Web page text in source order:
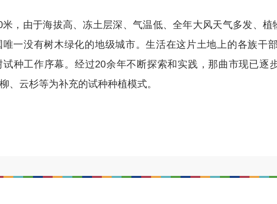
由于海拔高、冻土层深、气温低、全年大风天气多发、植
一没有树木绿化的地级城市。生活在这片土地上的各族干
种工作序幕。经过20余年不断探索和实践，那曲市现已逐
、云杉等为补充的试种种植模式。